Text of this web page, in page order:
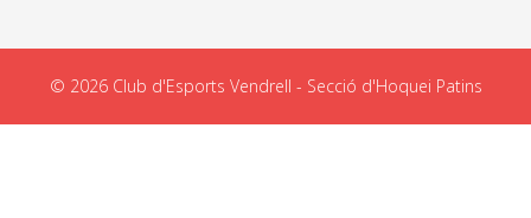
© 2026 Club d'Esports Vendrell - Secció d'Hoquei Patins